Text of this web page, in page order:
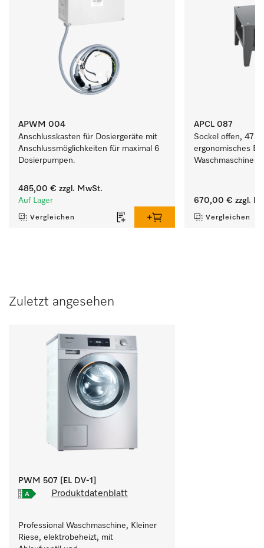
APWM 004
Anschlusskasten für Dosiergeräte mit
Anschlussmöglichkeiten für maximal 6
Dosierpumpen.
485,00 € zzgl. MwSt.
Auf Lager
Vergleichen
APCL 087
Sockel offen, 47
ergonomisches
Waschmaschine
670,00 € zzgl.
Vergleichen
Zuletzt angesehen
PWM 507 [EL DV-1]
Produktdatenblatt
Professional Waschmaschine, Kleiner
Riese, elektrobeheizt, mit